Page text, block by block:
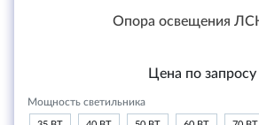
Опора освещения
Цена по запросу
Мощность светильника